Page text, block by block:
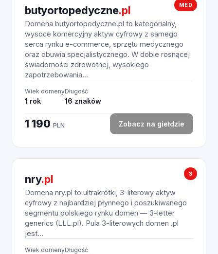
MED
butyortopedyczne.pl
Domena butyortopedyczne.pl to kategorialny,
wysoce komercyjny aktyw cyfrowy z samego
serca rynku e-commerce, sprzętu medycznego
oraz obuwia specjalistycznego. W dobie rosnącej
świadomości zdrowotnej, wysokiego
zapotrzebowania...
Wiek domeny
1 rok
Długość
16 znaków
1 190 PLN Zobacz na giełdzie
3
nry.pl
Domena nry.pl to ultrakrótki, 3-literowy aktyw
cyfrowy z najbardziej płynnego i poszukiwanego
segmentu polskiego rynku domen — 3-letter
generics (LLL.pl). Pula 3-literowych domen .pl
jest...
Wiek domenyDługość